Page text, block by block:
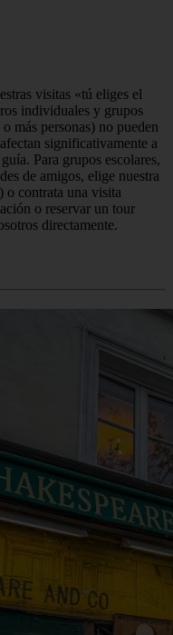
visitas «tú eliges el
individuales y grupos
más personas) no pueden
significativamente a
Para grupos escolares,
de amigos, elige nuestra
o contrata una visita
o reservar un tour
directamente.